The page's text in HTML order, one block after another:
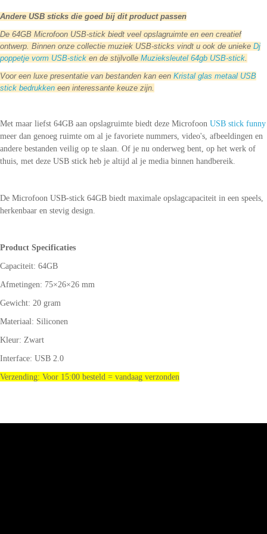
Andere USB sticks die goed bij dit product passen
De 64GB Microfoon USB-stick biedt veel opslagruimte en een creatief
ontwerp. Binnen onze collectie muziek USB-sticks vindt u ook de unieke Dj
poppetje vorm USB-stick en de stijlvolle Muzieksleutel 64gb USB-stick.
Voor een luxe presentatie van bestanden kan een Kristal glas metaal USB
stick bedrukken een interessante keuze zijn.
Met maar liefst 64GB aan opslagruimte biedt deze Microfoon USB stick funny
meer dan genoeg ruimte om al je favoriete nummers, video's, afbeeldingen en
andere bestanden veilig op te slaan. Of je nu onderweg bent, op het werk of
thuis, met deze USB stick heb je altijd al je media binnen handbereik.
De Microfoon USB-stick 64GB biedt maximale opslagcapaciteit in een speels,
herkenbaar en stevig design.
Product Specificaties
Capaciteit: 64GB
Afmetingen: 75×26×26 mm
Gewicht: 20 gram
Materiaal: Siliconen
Kleur: Zwart
Interface: USB 2.0
Verzending: Voor 15:00 besteld = vandaag verzonden